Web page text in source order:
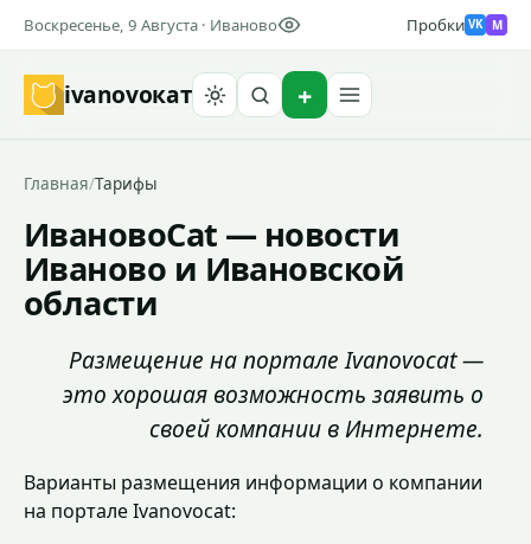
Воскресенье, 9 Августа · Иваново Пробки VK M
ivanovoкат
Главная/Тарифы
ИвановоCat — новости
Иваново и Ивановской
области
Размещение на портале Ivanovocat —
это хорошая возможность заявить о
своей компании в Интернете.
Варианты размещения информации о компании
на портале Ivanovocat: